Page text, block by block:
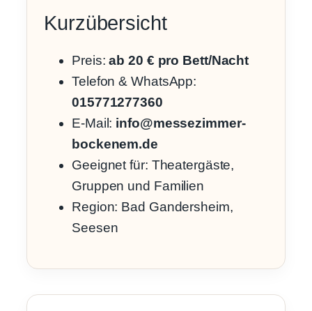
Kurzübersicht
Preis:ab 20 € pro Bett/Nacht
Telefon & WhatsApp:
015771277360
E-Mail: info@messezimmer-
bockenem.de
Geeignet für: Theatergäste,
Gruppen und Familien
Region: Bad Gandersheim,
Seesen